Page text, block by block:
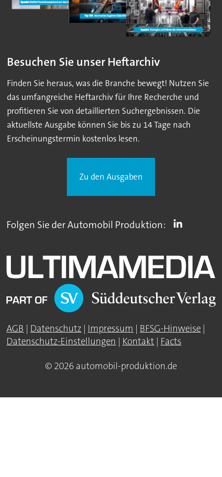
Besuchen Sie unser Heftarchiv
Finden Sie heraus, was die Branche bewegt! Nutzen Sie
das umfangreiche Heftarchiv für Ihre Recherche und
profitieren Sie von detaillierten Suchergebnissen. Die
aktuellste Ausgabe können Sie bis zu 14 Tage nach
Erscheinungstermin kostenlos lesen.
Zu den Ausgaben
Folgen Sie der Automobil Produktion:
AGB | Datenschutz | Impressum | BFSG-Hinweise |
Datenschutz-Einstellungen | Kontakt | Facts
© 2026 automobil-produktion.de